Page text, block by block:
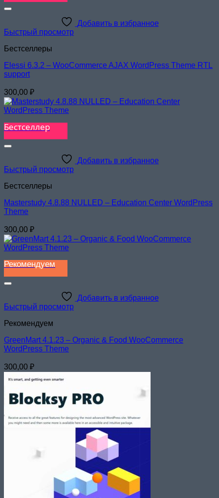
Добавить в избранное
Быстрый просмотр
Бестселлеры
Elessi 6.3.2 – WooCommerce AJAX WordPress Theme RTL
support
300,00 ₽
Бестселлер
Добавить в избранное
Быстрый просмотр
Бестселлеры
Masterstudy 4.8.88 NULLED – Education Center WordPress
Theme
300,00 ₽
Рекомендуем
Добавить в избранное
Быстрый просмотр
Рекомендуем
GreenMart 4.1.23 – Organic & Food WooCommerce
WordPress Theme
300,00 ₽